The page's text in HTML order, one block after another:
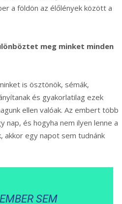
a földön az élőlények között a
meg minket minden
is ösztönök, sémák,
és gyakorlatilag ezek
ellen valóak. Az embert több
és hogyha nem ilyen lenne a
akkor egy napot sem tudnánk
SEM